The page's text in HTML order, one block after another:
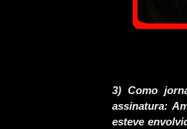
3) Como
assinatura:
esteve